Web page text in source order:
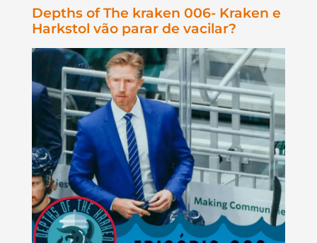
Depths of The kraken 006- Kraken e
Harkstol vão parar de vacilar?